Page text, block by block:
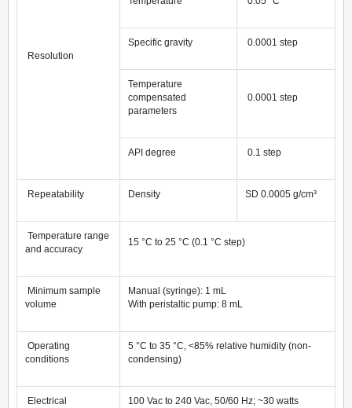
Resolution
Specific gravity 0.0001 step
Temperature
compensated
parameters
0.0001 step
API degree 0.1 step
Repeatability Density SD 0.0005 g/cm³
Temperature range
and accuracy
15 °C to 25 °C (0.1 °C step)
Minimum sample
volume
Manual (syringe): 1 mL
With peristaltic pump: 8 mL
Operating
conditions
5 °C to 35 °C, <85% relative humidity (non-
condensing)
Electrical
100 Vac to 240 Vac, 50/60 Hz; ~30 watts